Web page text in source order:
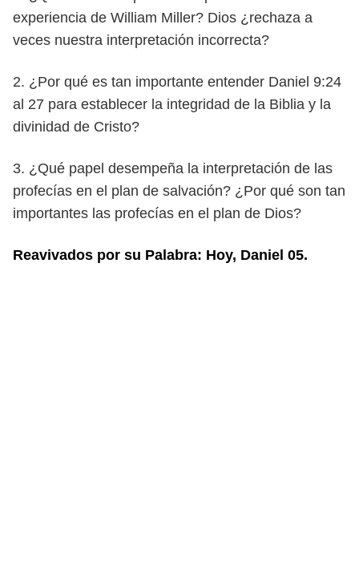
experiencia de William Miller? Dios ¿rechaza a
veces nuestra interpretación incorrecta?
2. ¿Por qué es tan importante entender Daniel 9:24
al 27 para establecer la integridad de la Biblia y la
divinidad de Cristo?
3. ¿Qué papel desempeña la interpretación de las
profecías en el plan de salvación? ¿Por qué son tan
importantes las profecías en el plan de Dios?
Reavivados por su Palabra: Hoy, Daniel 05.